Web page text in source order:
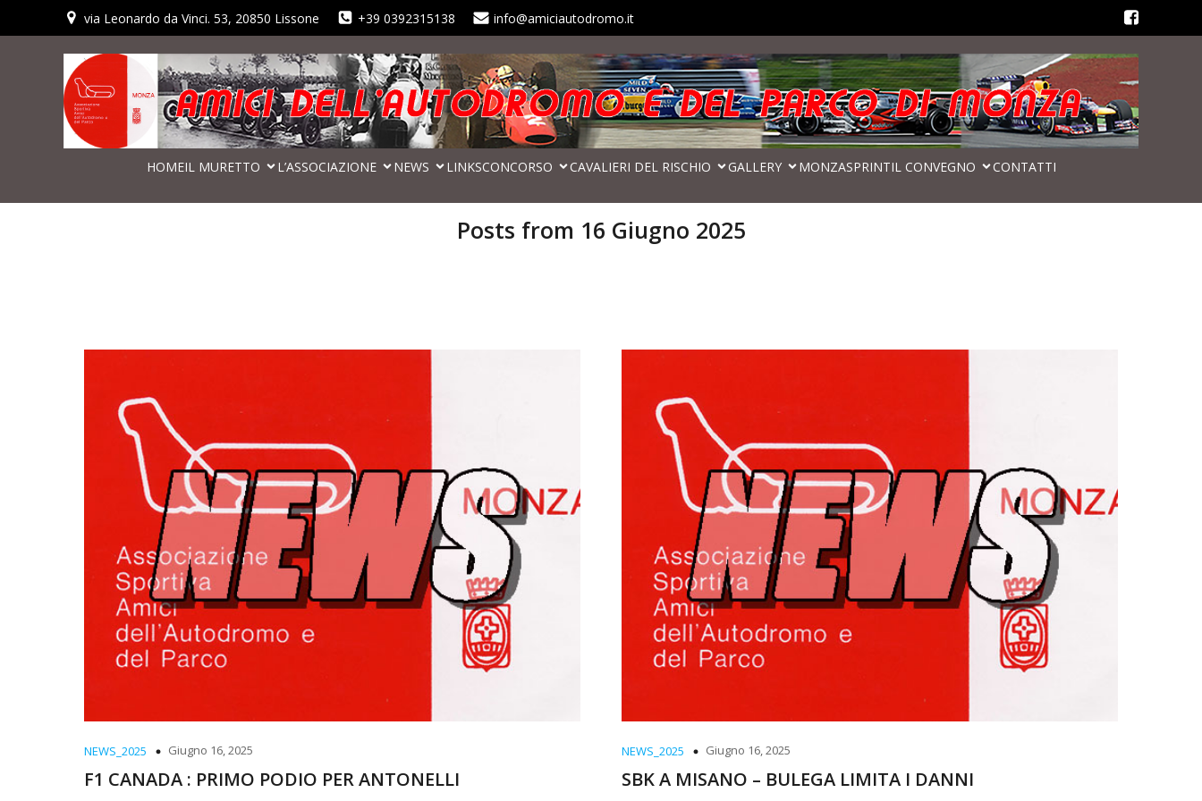
via Leonardo da Vinci. 53, 20850 Lissone +39 0392315138 info@amiciautodromo.it
HOMEIL MURETTO L’ASSOCIAZIONE NEWS LINKSCONCORSO CAVALIERI DEL RISCHIO GALLERY MONZASPRINTIL CONVEGNO CONTATTI
Posts from 16 Giugno 2025
NEWS_2025 Giugno 16, 2025
F1 CANADA : PRIMO PODIO PER ANTONELLI
NEWS_2025 Giugno 16, 2025
SBK A MISANO – BULEGA LIMITA I DANNI